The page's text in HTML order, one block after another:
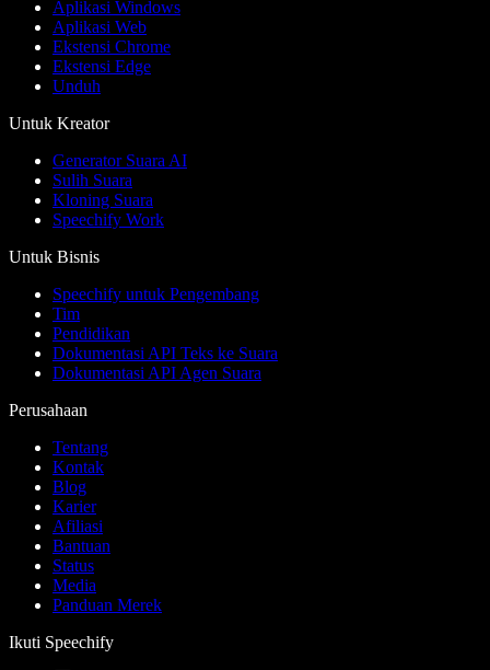
Aplikasi Windows
Aplikasi Web
Ekstensi Chrome
Ekstensi Edge
Unduh
Untuk Kreator
Generator Suara AI
Sulih Suara
Kloning Suara
Speechify Work
Untuk Bisnis
Speechify untuk Pengembang
Tim
Pendidikan
Dokumentasi API Teks ke Suara
Dokumentasi API Agen Suara
Perusahaan
Tentang
Kontak
Blog
Karier
Afiliasi
Bantuan
Status
Media
Panduan Merek
Ikuti Speechify